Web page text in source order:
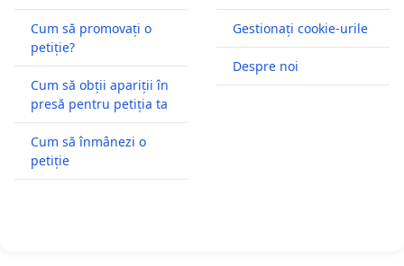
Cum să promovați o
petiție?
Cum să obții apariții în
presă pentru petiția ta
Cum să înmânezi o
petiție
Gestionați cookie-urile
Despre noi